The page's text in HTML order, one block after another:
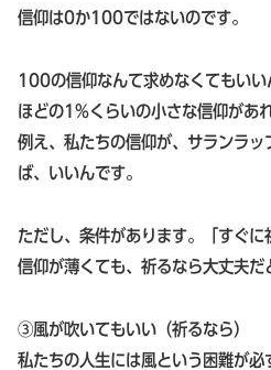
信仰は0か100ではないのです。
100の信仰なんて求めなくてもい
ほどの1%くらいの小さな信仰があ
例え、私たちの信仰が、サランラ
ば、いいんです。
ただし、条件があります。「すぐに
信仰が薄くても、祈るなら大丈夫だ
③風が吹いてもいい（祈るなら）
私たちの人生には風という困難が必